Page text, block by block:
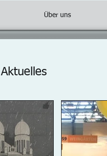
Über uns